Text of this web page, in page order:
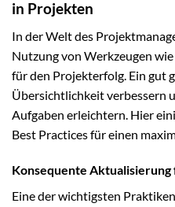
in Projekten
In der Welt des
Nutzung von Werkzeugen
für den Projekterfolg. Ein gut
Übersichtlichkeit verbessern
Aufgaben erleichtern. Hier
Best Practices für einen
Konsequente
Eine der wichtigsten